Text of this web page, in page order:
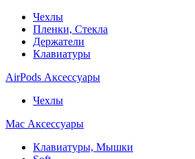
Чехлы
Пленки, Стекла
Держатели
Клавиатуры
AirPods Аксессуары
Чехлы
Mac Аксессуары
Клавиатуры, Мышки